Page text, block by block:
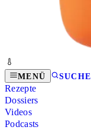
MENÜ SUCHE
Rezepte
Dossiers
Videos
Podcasts